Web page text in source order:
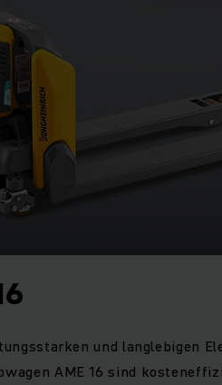
und langlebigen
AME 16 sind